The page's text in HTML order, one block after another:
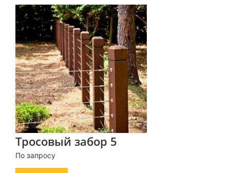
Тросовый забор 5
По запросу